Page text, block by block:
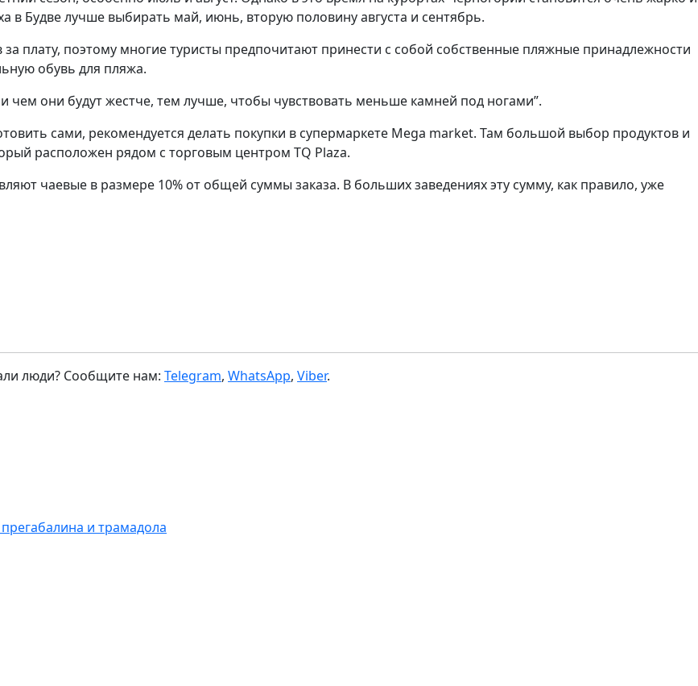
Будве лучше выбирать май, июнь, вторую половину августа и сентябрь.
плату, поэтому многие туристы предпочитают принести с собой собственные пляжные принадлежности
обувь для пляжа.
чем они будут жестче, тем лучше, чтобы чувствовать меньше камней под ногами”.
сами, рекомендуется делать покупки в супермаркете Mega market. Там большой выбор продуктов и
расположен рядом с торговым центром TQ Plaza.
чаевые в размере 10% от общей суммы заказа. В больших заведениях эту сумму, как правило, уже
люди? Сообщите нам: Telegram, WhatsApp, Viber.
и трамадола